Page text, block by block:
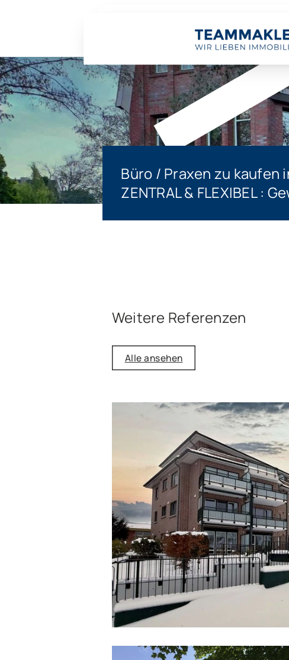
Verkauft
Büro / Praxen zu kaufen
ZENTRAL & FLEXIBEL :
Weitere Referenzen
Alle ansehen